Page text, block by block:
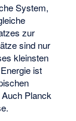
System,
zur
sind nur
kleinsten
ist
Planck